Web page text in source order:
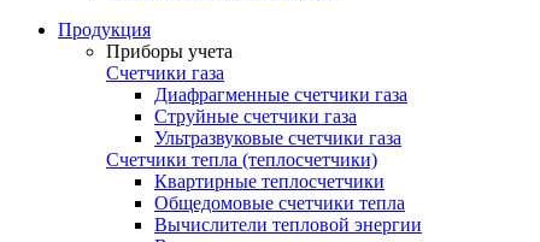
Продукция
Приборы учета
Счетчики газа
Диафрагменные счетчики газа
Струйные счетчики газа
Ультразвуковые счетчики газа
Счетчики тепла (теплосчетчики)
Квартирные теплосчетчики
Общедомовые счетчики тепла
Вычислители тепловой энергии